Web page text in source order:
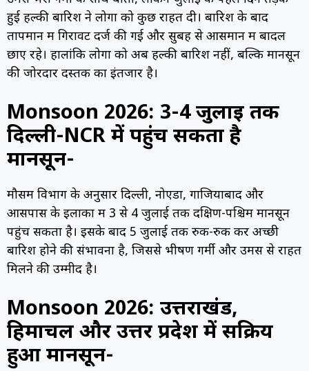
हुई हल्की बारिश ने लोगों को कुछ राहत दी। बारिश के बाद
तापमान में गिरावट दर्ज की गई और सुबह से आसमान में बादल
छाए रहे। हालांकि लोगों को अब हल्की बारिश नहीं, बल्कि मानसून
की जोरदार दस्तक का इंतजार है।
Monsoon 2026: 3-4 जुलाई तक
दिल्ली-NCR में पहुंच सकता है
मानसून-
मौसम विभाग के अनुसार दिल्ली, नोएडा, गाजियाबाद और
आसपास के इलाकों में 3 से 4 जुलाई तक दक्षिण-पश्चिम मानसून
पहुंच सकता है। इसके बाद 5 जुलाई तक रुक-रुक कर अच्छी
बारिश होने की संभावना है, जिससे भीषण गर्मी और उमस से राहत
मिलने की उम्मीद है।
Monsoon 2026: उत्तराखंड,
हिमाचल और उत्तर प्रदेश में सक्रिय
हुआ मानसून-